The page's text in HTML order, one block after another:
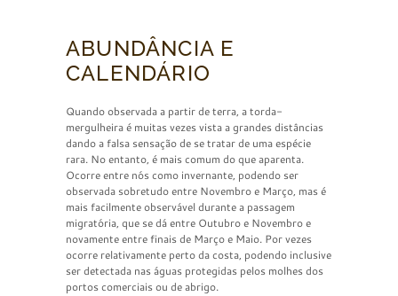
ABUNDÂNCIA E
CALENDÁRIO
Quando observada a partir de terra, a torda-
mergulheira é muitas vezes vista a grandes distâncias
dando a falsa sensação de se tratar de uma espécie
rara. No entanto, é mais comum do que aparenta.
Ocorre entre nós como invernante, podendo ser
observada sobretudo entre Novembro e Março, mas é
mais facilmente observável durante a passagem
migratória, que se dá entre Outubro e Novembro e
novamente entre finais de Março e Maio. Por vezes
ocorre relativamente perto da costa, podendo inclusive
ser detectada nas águas protegidas pelos molhes dos
portos comerciais ou de abrigo.